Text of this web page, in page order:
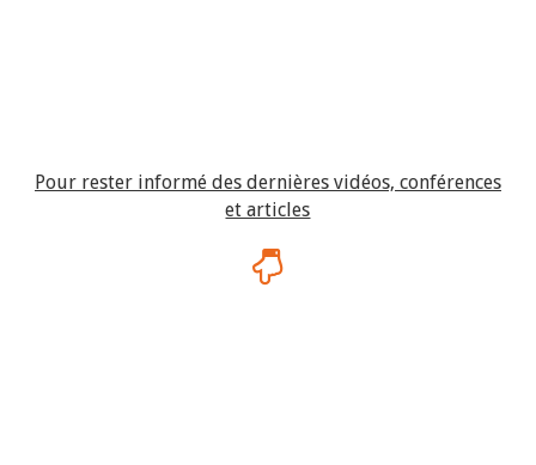
Pour rester informé des dernières vidéos, conférences
et articles